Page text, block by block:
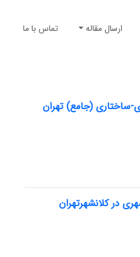
ارسال مقاله تماس با ما
ساختاری (جامع) تهران
در کلانشهرتهران